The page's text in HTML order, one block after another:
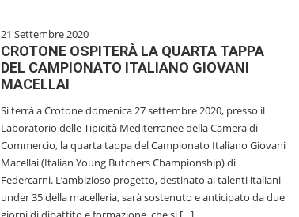
21 Settembre 2020
CROTONE OSPITERÀ LA QUARTA TAPPA
DEL CAMPIONATO ITALIANO GIOVANI
MACELLAI
Si terrà a Crotone domenica 27 settembre 2020, presso il
Laboratorio delle Tipicità Mediterranee della Camera di
Commercio, la quarta tappa del Campionato Italiano Giovani
Macellai (Italian Young Butchers Championship) di
Federcarni. L’ambizioso progetto, destinato ai talenti italiani
under 35 della macelleria, sarà sostenuto e anticipato da due